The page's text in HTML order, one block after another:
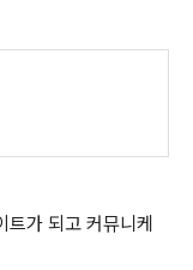
가 되고 커뮤니케